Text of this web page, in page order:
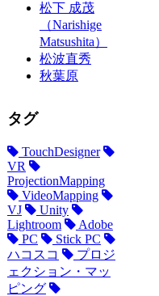
松下 成茂
（Narishige
Matsushita）
松波直秀
秋葉原
タグ
TouchDesigner
VR
ProjectionMapping
VideoMapping
VJ
Unity
Lightroom
Adobe
PC
Stick PC
ハコスコ
プロジ
ェクション・マッ
ピング